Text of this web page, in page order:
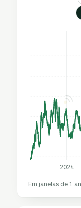
2024
Em janelas de 1